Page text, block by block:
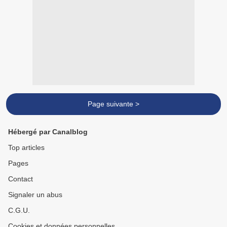
Page suivante >
Hébergé par Canalblog
Top articles
Pages
Contact
Signaler un abus
C.G.U.